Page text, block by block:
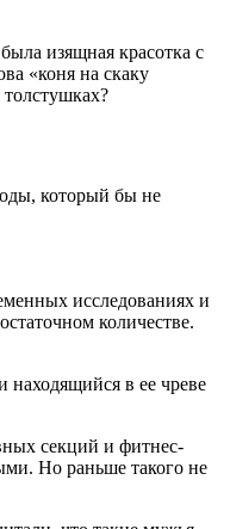
изящная красотка с
«коня на скаку
который бы не
исследованиях и
количестве.
в ее чреве
секций и фитнес-
Но раньше такого не